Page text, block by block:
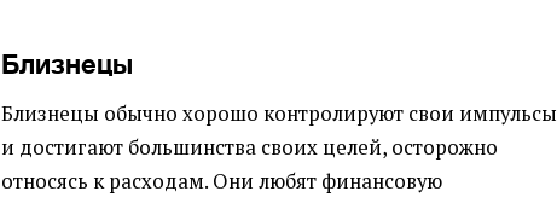
Близнецы
Близнецы обычно хорошо контролируют свои импульсы
и достигают большинства своих целей, осторожно
относясь к расходам. Они любят финансовую